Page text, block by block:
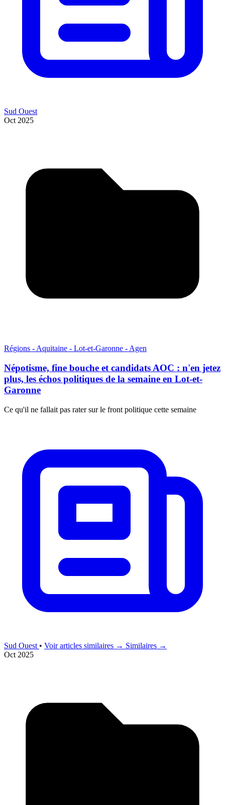
Sud Ouest
Oct 2025
Régions - Aquitaine - Lot-et-Garonne - Agen
Népotisme, fine bouche et candidats AOC : n'en jetez
plus, les échos politiques de la semaine en Lot-et-
Garonne
Ce qu'il ne fallait pas rater sur le front politique cette semaine
Sud Ouest • Voir articles similaires → Similaires →
Oct 2025